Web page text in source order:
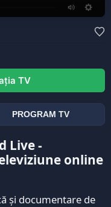
TV
PROGRAM TV
Live -
online
și documentare de